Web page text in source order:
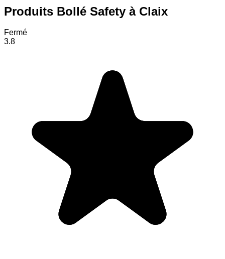
Produits Bollé Safety à Claix
Fermé
3.8